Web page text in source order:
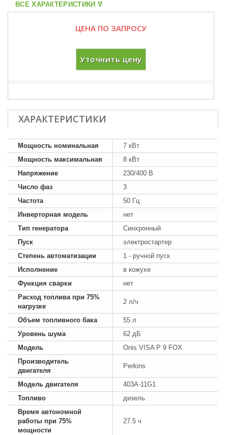
ВСЕ ХАРАКТЕРИСТИКИ ᐁ
ЦЕНА ПО ЗАПРОСУ
Уточнить цену
ХАРАКТЕРИСТИКИ
Мощность номинальная
7 кВт
Мощность максимальная
8 кВт
Напряжение
230/400 В
Число фаз
3
Частота
50 Гц
Инверторная модель
нет
Тип генератора
Синхронный
Пуск
электростартер
Степень автоматизации
1 - ручной пуск
Исполнение
в кожухе
Функция сварки
нет
Расход топлива при 75%
нагрузке
2 л/ч
Объем топливного бака
55 л
Уровень шума
62 дБ
Модель
Onis VISA P 9 FOX
Производитель
двигателя
Perkins
Модель двигателя
403A-11G1
Топливо
дизель
Время автономной
работы при 75%
мощности
27.5 ч